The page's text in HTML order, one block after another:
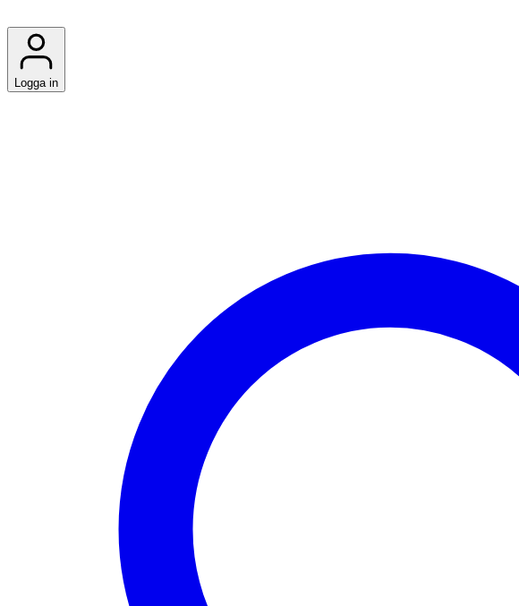
Logga in